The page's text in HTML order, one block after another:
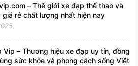
– Thế giới xe đạp thể thao và
giá rẻ chất lượng nhất hiện nay
Vip – Thương hiệu xe đạp uy tín, đồng
sức khỏe và phong cách sống Việt